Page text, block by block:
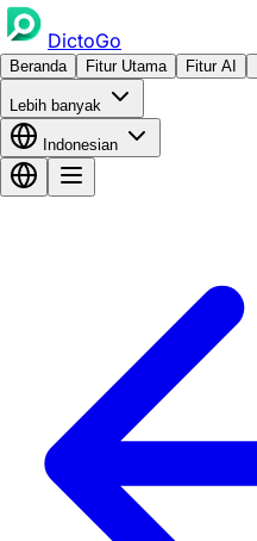
DictoGo
Beranda Fitur Utama Fitur AI
Lebih banyak
Indonesian